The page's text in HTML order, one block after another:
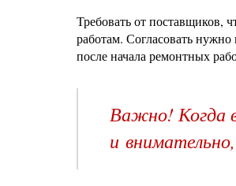
Требовать от поставщиков,
работам. Согласовать
после начала ремонтных
Важно! Когда
и